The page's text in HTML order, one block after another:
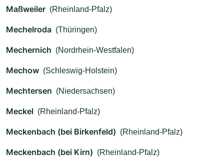
Maßweiler (Rheinland-Pfalz)
Mechelroda (Thüringen)
Mechernich (Nordrhein-Westfalen)
Mechow (Schleswig-Holstein)
Mechtersen (Niedersachsen)
Meckel (Rheinland-Pfalz)
Meckenbach (bei Birkenfeld) (Rheinland-Pfalz)
Meckenbach (bei Kirn) (Rheinland-Pfalz)